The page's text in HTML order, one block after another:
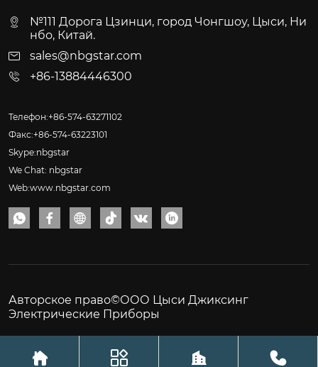
№111 Дорога Цзинци, город Чонгшоу, Цыси, Ни
нбо, Китай.
sales@nbgstar.com
+86-13884446300
Телефон:+86-574-63271102
Факс:+86-574-63223101
Skype:nbgstar
We Chat: nbgstar
Web:www.nbgstar.com
     
Авторское право©ООО Цыси Джиксинг
Электрические Приборы
   